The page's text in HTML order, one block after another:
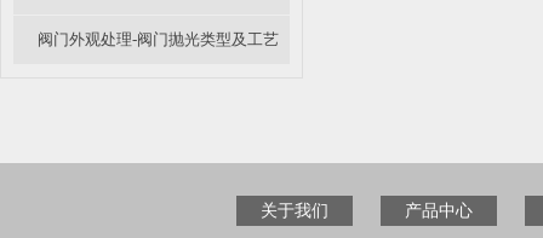
阀门外观处理-阀门抛光类型及工艺
关于我们 产品中心